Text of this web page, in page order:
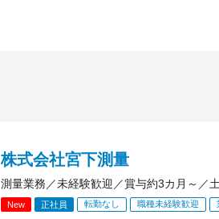
株式会社宮下測量
測量業務／未経験歓迎／賞与約3カ月～／
New 正社員 転勤なし 職種未経験歓迎